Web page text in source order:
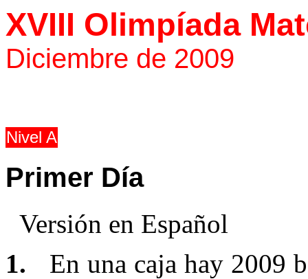
XVIII Olimpíada
Diciembre de 2009
Nivel A
Primer Día
Versión en Español
1.
En una caja hay 2009